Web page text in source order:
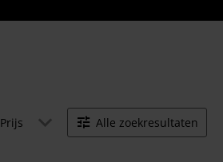
Prijs Alle zoekresultaten